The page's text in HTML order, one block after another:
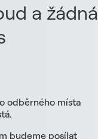
a žádná
odběrného místa
budeme posílat